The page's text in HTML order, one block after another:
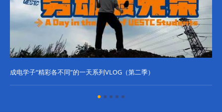
成电学子“精彩各不同”的一天系列VLOG（第二季）